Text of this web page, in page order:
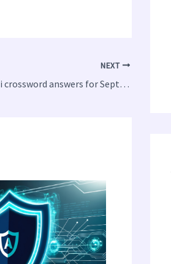
NEXT
“NYT’s The Mini crossword answers for September 2”